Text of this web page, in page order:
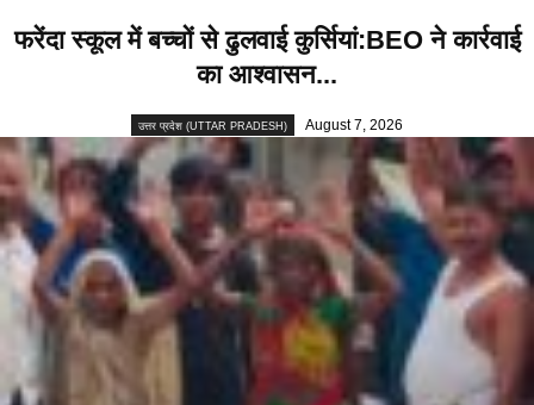
फरेंदा स्कूल में बच्चों से ढुलवाई कुर्सियां:BEO ने कार्रवाई
का आश्वासन...
उत्तर प्रदेश (UTTAR PRADESH) August 7, 2026